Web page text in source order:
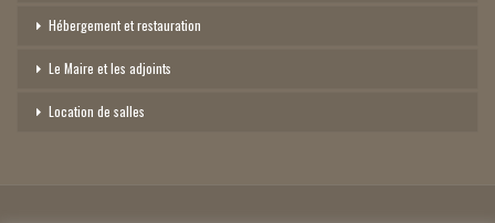
Hébergement et restauration
Le Maire et les adjoints
Location de salles